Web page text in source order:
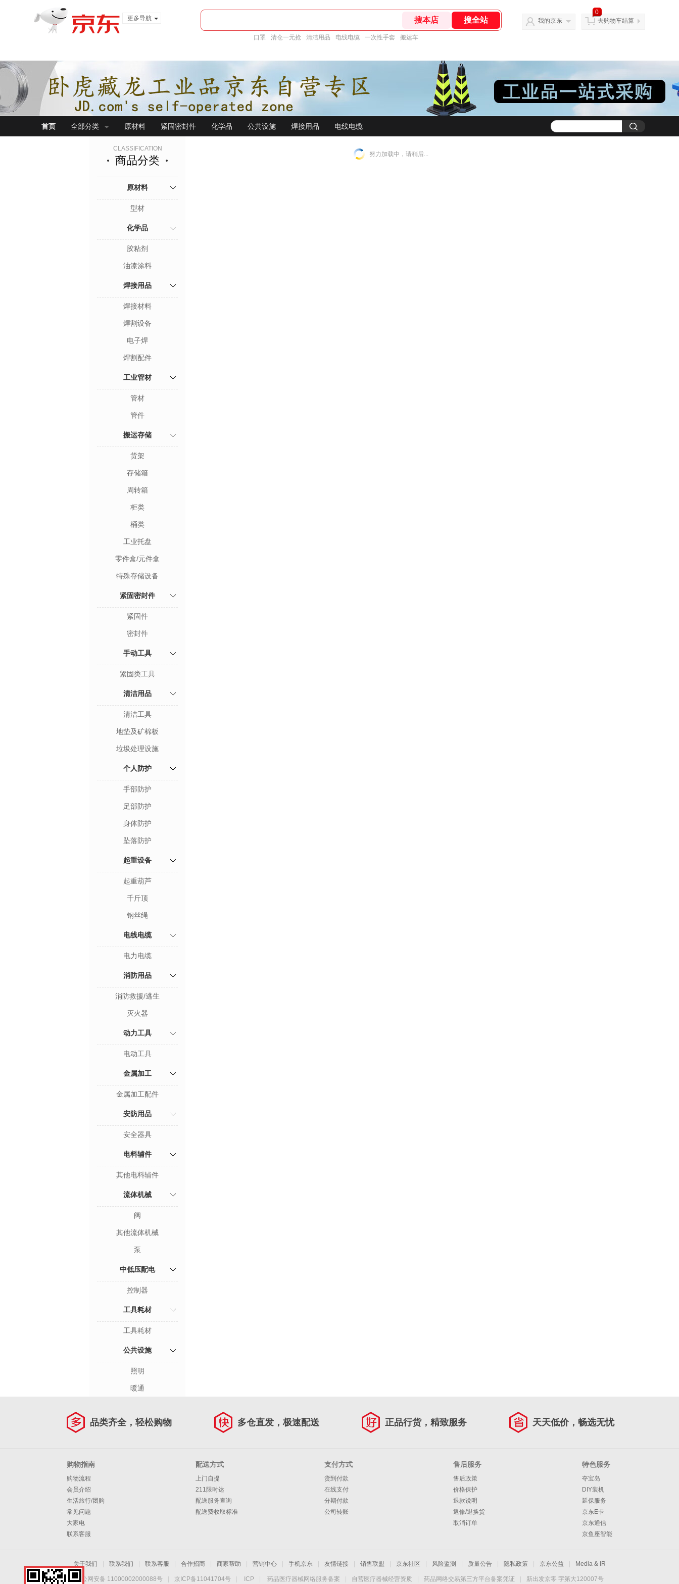
更多导航
口罩 清仓一元抢 清洁用品 电线电缆 一次性手套 搬运车
我的京东
0
去购物车结算
首页 全部分类 原材料 紧固密封件 化学品 公共设施 焊接用品 电线电缆
CLASSIFICATION
商品分类
原材料
型材
化学品
胶粘剂
油漆涂料
焊接用品
焊接材料
焊割设备
电子焊
焊割配件
工业管材
管材
管件
搬运存储
货架
存储箱
周转箱
柜类
桶类
工业托盘
零件盒/元件盒
特殊存储设备
紧固密封件
紧固件
密封件
手动工具
紧固类工具
清洁用品
清洁工具
地垫及矿棉板
垃圾处理设施
个人防护
手部防护
足部防护
身体防护
坠落防护
起重设备
起重葫芦
千斤顶
钢丝绳
电线电缆
电力电缆
消防用品
消防救援/逃生
灭火器
动力工具
电动工具
金属加工
金属加工配件
安防用品
安全器具
电料辅件
其他电料辅件
流体机械
阀
其他流体机械
泵
中低压配电
控制器
工具耗材
工具耗材
公共设施
照明
暖通
努力加载中，请稍后...
品类齐全，轻松购物 多仓直发，极速配送 正品行货，精致服务 天天低价，畅选无忧
购物指南
购物流程
会员介绍
生活旅行/团购
常见问题
大家电
联系客服
配送方式
上门自提
211限时达
配送服务查询
配送费收取标准
支付方式
货到付款
在线支付
分期付款
公司转账
售后服务
售后政策
价格保护
退款说明
返修/退换货
取消订单
特色服务
夺宝岛
DIY装机
延保服务
京东E卡
京东通信
京鱼座智能
关于我们 联系我们 联系客服 合作招商 商家帮助 营销中心 手机京东 友情链接 销售联盟 京东社区 风险监测 质量公告 隐私政策 京东公益 Media & IR
京公网安备 11000002000088号 京ICP备11041704号 ICP 药品医疗器械网络服务备案 自营医疗器械经营资质 药品网络交易第三方平台备案凭证 新出发京零 字第大120007号